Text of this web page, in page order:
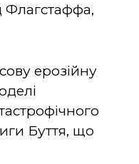
Флагстаффа,
ерозійну
Буття, що